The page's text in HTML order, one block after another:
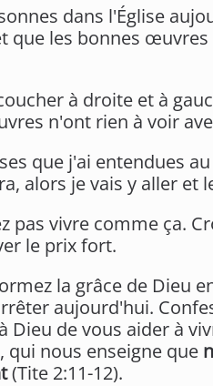
dans l'Église
que les bonnes
à droite et à
n'ont rien à voir
que j'ai entendues
alors je vais y aller et
pas vivre comme ça.
le prix fort.
la grâce de Dieu
aujourd'hui.
Dieu de vous aider à
qui nous enseigne que
(Tite 2:11-12).